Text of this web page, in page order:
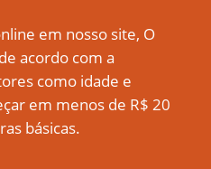
em nosso site, O
acordo com a
como idade e
em menos de R$ 20
básicas.